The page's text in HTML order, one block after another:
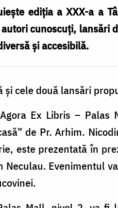
ediția a XXX-a a
cunoscuți, lansări
și accesibilă.
cele două lansări
Ex Libris –
de Pr. Arhim.
este prezentată în
Neculau. Evenimentul